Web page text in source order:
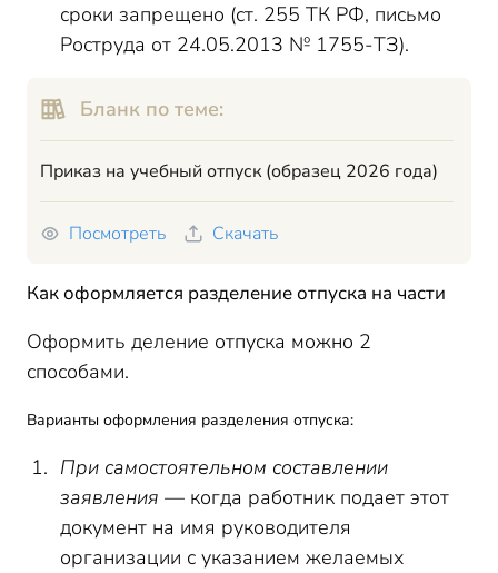
сроки запрещено (ст. 255 ТК РФ, письмо
Роструда от 24.05.2013 № 1755-ТЗ).
Бланк по теме:
Приказ на учебный отпуск (образец 2026 года)
Посмотреть Скачать
Как оформляется разделение отпуска на части
Оформить деление отпуска можно 2
способами.
Варианты оформления разделения отпуска:
При самостоятельном составлении
заявления — когда работник подает этот
документ на имя руководителя
организации с указанием желаемых